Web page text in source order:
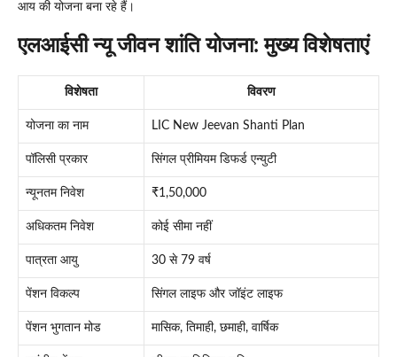
आय की योजना बना रहे हैं।
एलआईसी न्यू जीवन शांति योजना: मुख्य विशेषताएं
विशेषता विवरण
योजना का नाम LIC New Jeevan Shanti Plan
पॉलिसी प्रकार सिंगल प्रीमियम डिफर्ड एन्युटी
न्यूनतम निवेश ₹1,50,000
अधिकतम निवेश कोई सीमा नहीं
पात्रता आयु 30 से 79 वर्ष
पेंशन विकल्प सिंगल लाइफ और जॉइंट लाइफ
पेंशन भुगतान मोड मासिक, तिमाही, छमाही, वार्षिक